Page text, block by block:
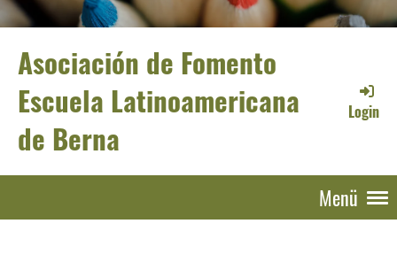
Asociación de Fomento
Escuela Latinoamericana
de Berna
Login
Menü